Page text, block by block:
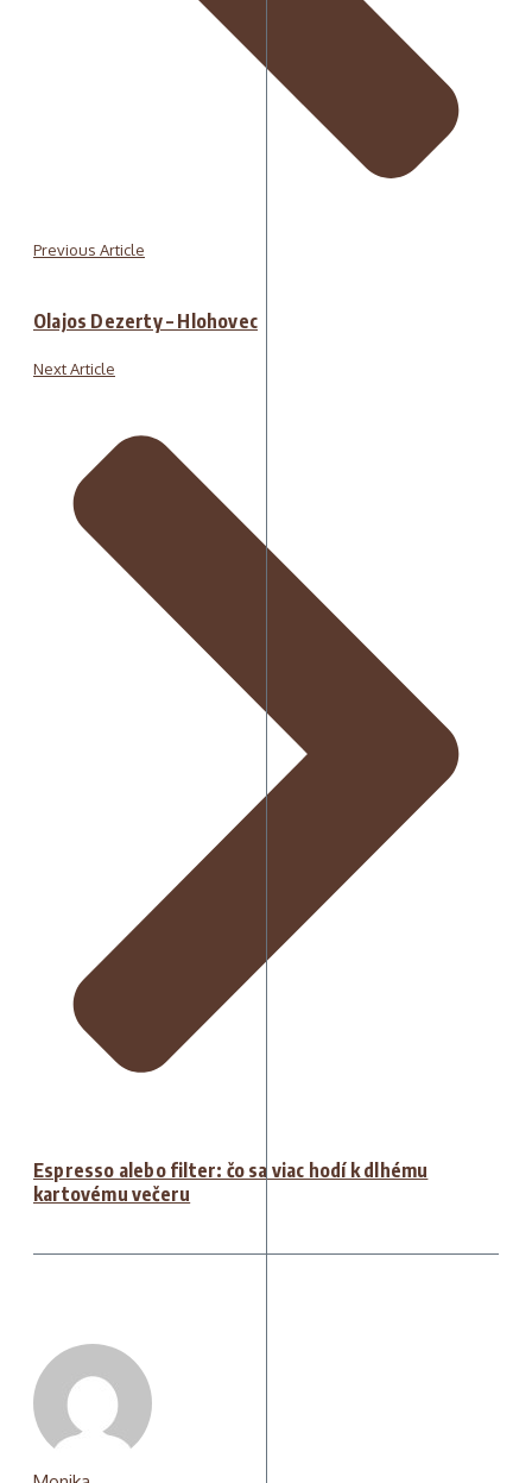
Previous Article
Olajos Dezerty – Hlohovec
Next Article
Espresso alebo filter: čo sa viac hodí k dlhému
kartovému večeru